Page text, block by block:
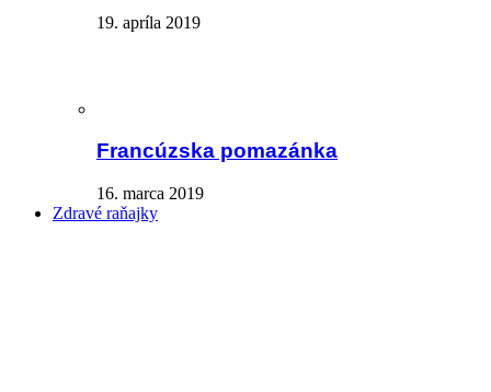
19. apríla 2019
Francúzska pomazánka
16. marca 2019
Zdravé raňajky